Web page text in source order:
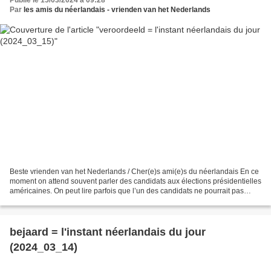
Par les amis du néerlandais - vrienden van het Nederlands
Beste vrienden van het Nederlands / Cher(e)s ami(e)s du néerlandais En ce
moment on attend souvent parler des candidats aux élections présidentielles
américaines. On peut lire parfois que l’un des candidats ne pourrait pas
bejaard = l'instant néerlandais du jour
(2024_03_14)